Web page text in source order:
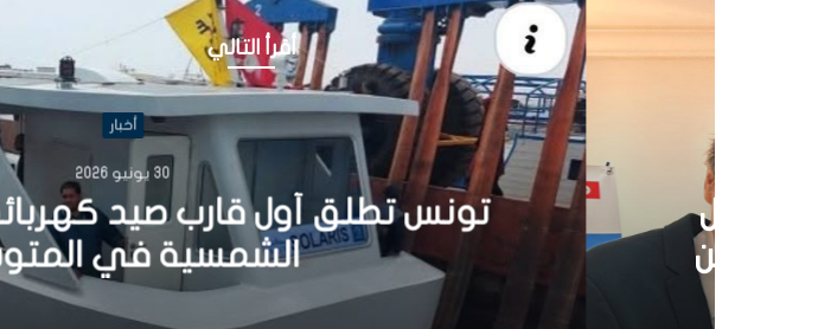
أقرأ التالي
تونس تطلق أول قارب صيد كهربائي يعمل
الشمسية في المتوسط